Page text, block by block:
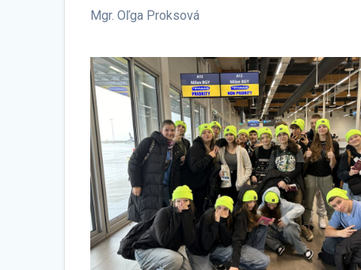
Mgr. Oľga Proksová